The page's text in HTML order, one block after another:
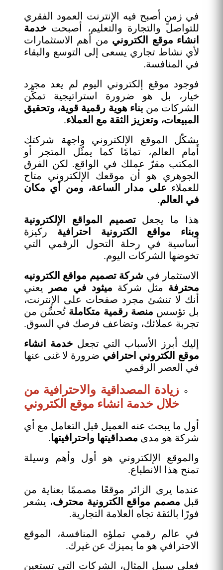
في زمنٍ أصبح فيه الإنترنت العمود الفقري
للتواصل والتجارة والتعليم، أصبحت خدمة
انشاء موقع الكتروني من أهم الاستثمارات
لأي نشاط تجاري يسعى إلى التوسع والبقاء
في المنافسة.
فوجود موقع إلكتروني اليوم لم يعد مجرد
خيار، بل هو ضرورة استراتيجية تمكِّن
الشركات من بناء هوية رقمية قوية، وتحقيق
المبيعات، وتعزيز الثقة مع العملاء.
يشكّل الموقع الإلكتروني واجهة شركتك
أمام العالم، تمامًا كما يمثّل المتجر أو
المكتب مقرّ عملك في الواقع. لكن الفرق
الجوهري هو أن موقعك الإلكتروني متاح
للعملاء على مدار الساعة، ومن أي مكان
في العالم.
هذا ما يجعلتصميم المواقع الإلكترونية
وبناء مواقع الكترونية احترافية ركيزة
أساسية في رحلة التحول الرقمي التي
تخوضها الشركات اليوم.
الاستثمار في شركة تصميم مواقع الكترونيه
محترفة مثل شركة ميثود في مصر
يعني
أنك لا تنشئ مجرد صفحات على الإنترنت،
بل تؤسس منصة رقمية متكاملة تُحسِّن من
تجربة عملائك، وتضاعف فرصك في السوق.
إليك أبرز الأسباب التي تجعل خدمة انشاء
موقع الكتروني احترافي ضرورة لا غنى عنها
في العصر الرقمي
زيادة المصداقية والاحترافية من
خلال خدمة انشاء موقع الكتروني
أول ما يبحث عنه العميل قبل التعامل مع أي
شركة هو مدى مصداقيتها واحترافيتها.
والموقع الإلكتروني هو أول وأهم وسيلة
تمنح هذا الانطباع.
عندما يرى الزائر موقعًا مصممًا بعناية من
قبل مصمم مواقع الكترونية محترف، يشعر
فورًا بالثقة تجاه العلامة التجارية.
في عالم رقمي تملؤه المنافسة، الموقع
الاحترافي هو ما يميزك عن غيرك.
فعلى سبيل المثال، الشركات التي تستعين